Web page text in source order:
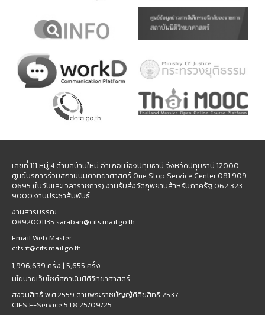
เลขที่ 111 หมู่ 4 ตำบลบ้านใหม่ อำเภอเมืองปทุมธานี จังหวัดปทุมธานี 12000
ศูนย์บริการร่วมสถาบันนิติวิทยาศาสตร์ One Stop Service Center 081 909
0695 (ในวันและเวลาราชการ) งานรับส่งวัตถุพยานสำหรับภาครัฐ 062 323
9000 งานประชาสัมพันธ์
งานสารบรรณ
0892001135 saraban@cifs.mail.go.th
Email Web Master
cifs.it@cifs.mail.go.th
1,996,639 ครั้ง | 5,655 ครั้ง
นโยบายเว็บไซต์สถาบันนิติวิทยาศาสตร์
สงวนสิทธิ์ พ.ศ.2559 ตามพระราชบัญญัติลิขสิทธิ์ 2537
CIFS E-Service 5.1.8 25/09/25